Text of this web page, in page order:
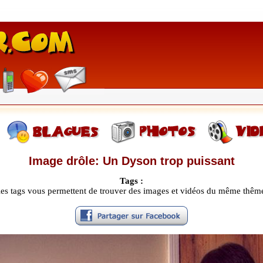
Image drôle: Un Dyson trop puissant
Tags :
tags vous permettent de trouver des images et vidéos du même